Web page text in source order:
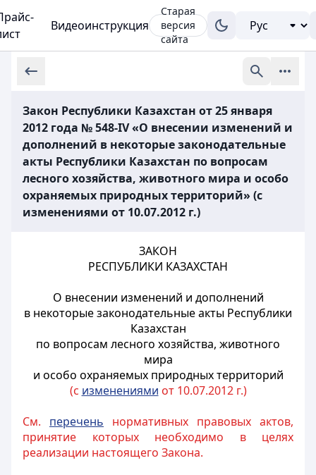
Видеоинструкция
Старая
версия
сайта
Закон Республики Казахстан от 25 января
2012 года № 548-IV «О внесении изменений и
дополнений в некоторые законодательные
акты Республики Казахстан по вопросам
лесного хозяйства, животного мира и особо
охраняемых природных территорий» (с
изменениями от 10.07.2012 г.)
ЗАКОН
РЕСПУБЛИКИ КАЗАХСТАН
О внесении изменений и дополнений
в некоторые законодательные акты Республики
Казахстан
по вопросам лесного хозяйства, животного
мира
и особо охраняемых природных территорий
(с изменениями от 10.07.2012 г.)
См. перечень нормативных правовых актов,
принятие которых необходимо в целях
реализации настоящего Закона.